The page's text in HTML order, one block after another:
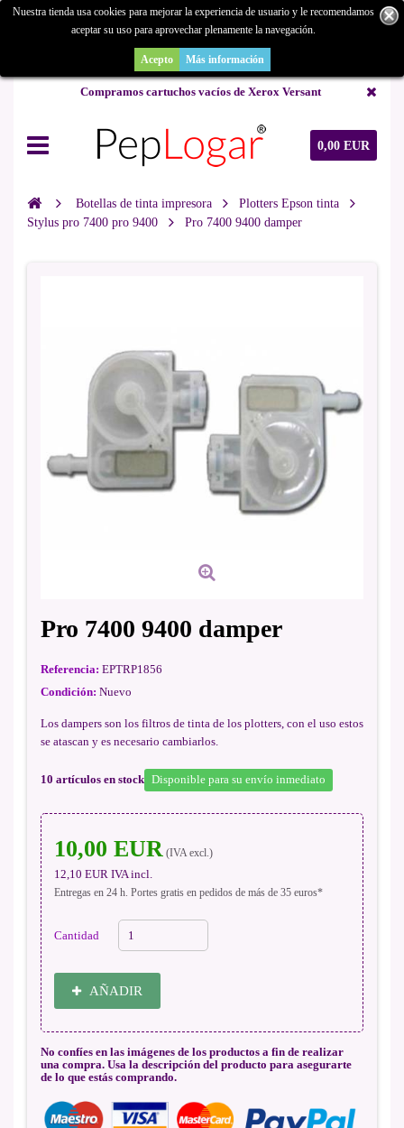
¿Buscas un repuesto de copiadora o buscas una de ocasión y no la
encuentras? Consúltanos.
Compramos cartuchos vacíos de Xerox Versant
0,00 EUR
Nuestra tienda usa cookies para mejorar la experiencia de usuario y le recomendamos
aceptar su uso para aprovechar plenamente la navegación.
Acepto Más información
Botellas de tinta impresora
Plotters Epson tinta
Stylus pro 7400 pro 9400
Pro 7400 9400 damper
Pro 7400 9400 damper
Referencia: EPTRP1856
Condición: Nuevo
Los dampers son los filtros de tinta de los plotters, con el uso estos
se atascan y es necesario cambiarlos.
10 artículos en stock Disponible para su envío inmediato
10,00 EUR (IVA excl.)
12,10 EUR IVA incl.
Entregas en 24 h. Portes gratis en pedidos de más de 35 euros*
Cantidad
AÑADIR
No confíes en las imágenes de los productos a fin de realizar
una compra. Usa la descripción del producto para asegurarte
de lo que estás comprando.